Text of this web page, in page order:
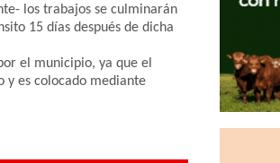
los trabajos se culminarán
15 días después de dicha
el municipio, ya que el
y es colocado mediante